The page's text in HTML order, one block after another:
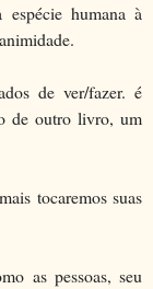
humana à
de ver/fazer. é
de outro livro, um
tocaremos suas
as pessoas, seu